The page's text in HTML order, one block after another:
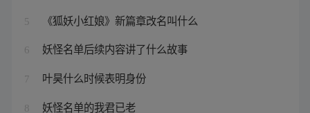
5 《狐妖小红娘》新篇章改名叫什么
6 妖怪名单后续内容讲了什么故事
7 叶昊什么时候表明身份
8 妖怪名单的我君已老